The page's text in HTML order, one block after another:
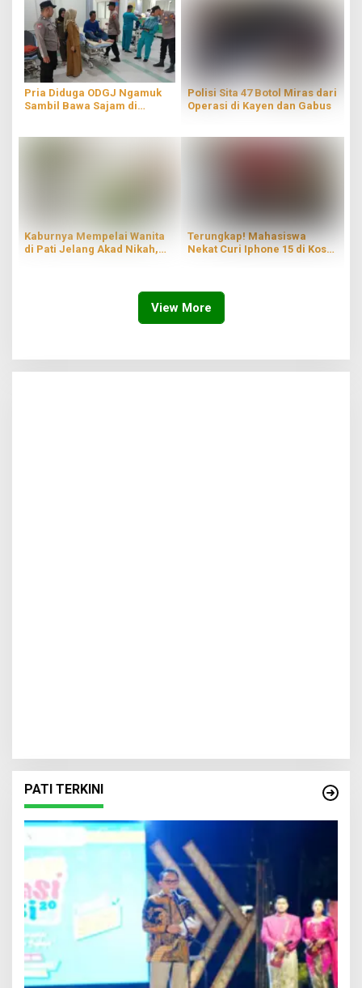
Pria Diduga ODGJ Ngamuk
Sambil Bawa Sajam di
Polisi Sita 47 Botol Miras dari
Operasi di Kayen dan Gabus
Kaburnya Mempelai Wanita
di Pati Jelang Akad Nikah,
Terungkap! Mahasiswa
Nekat Curi Iphone 15 di Kos
View More
PATI TERKINI